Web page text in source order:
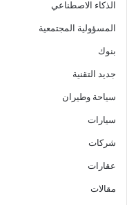
الذكاء الاصطناعي
المسؤولية المجتمعية
بنوك
جديد التقنية
سياحة وطيران
سيارات
شركات
عقارات
مقالات